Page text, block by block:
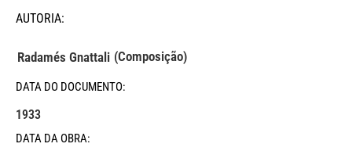
AUTORIA:
Radamés Gnattali (Composição)
DATA DO DOCUMENTO:
1933
DATA DA OBRA: